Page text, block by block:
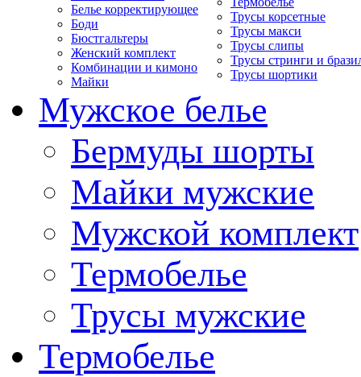
Белье корректирующее
Боди
Бюстгальтеры
Женский комплект
Комбинации и кимоно
Майки
Трусы корсетные
Трусы макси
Трусы слипы
Трусы стринги и
Трусы шортики
Мужское белье
Бермуды шорты
Майки мужские
Мужской комплект
Термобелье
Трусы мужские
Термобелье